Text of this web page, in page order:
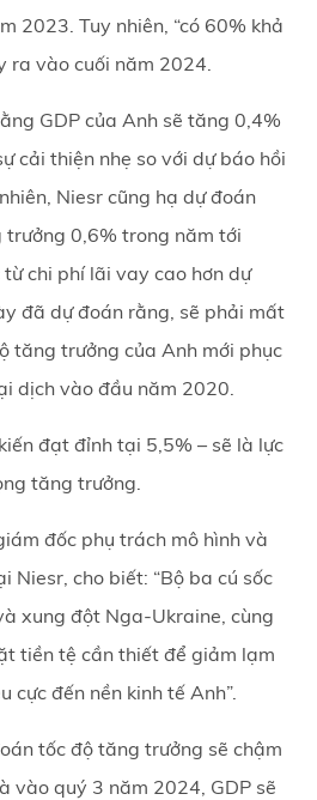
2023. Tuy nhiên, “có 60% khả
ra vào cuối năm 2024.
GDP của Anh sẽ tăng 0,4%
cải thiện nhẹ so với dự báo hồi
Niesr cũng hạ dự đoán
trưởng 0,6% trong năm tới
chi phí lãi vay cao hơn dự
đã dự đoán rằng, sẽ phải mất
tăng trưởng của Anh mới phục
dịch vào đầu năm 2020.
đạt đỉnh tại 5,5% – sẽ là lực
tăng trưởng.
đốc phụ trách mô hình và
Niesr, cho biết: “Bộ ba cú sốc
xung đột Nga-Ukraine, cùng
tiền tệ cần thiết để giảm lạm
cực đến nền kinh tế Anh”.
tốc độ tăng trưởng sẽ chậm
vào quý 3 năm 2024, GDP sẽ